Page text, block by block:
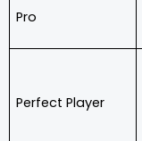
Pro
Perfect Player